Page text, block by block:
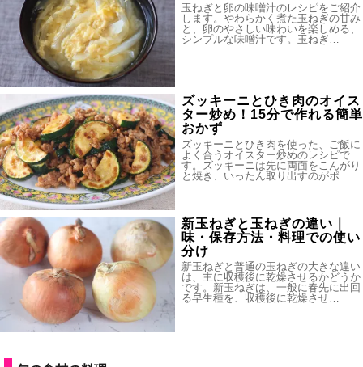
玉ねぎと卵の味噌汁のレシピをご紹介
します。やわらかく煮た玉ねぎの甘み
と、卵のやさしい味わいを楽しめる、
シンプルな味噌汁です。玉ねぎ…
ズッキーニとひき肉のオイス
ター炒め！15分で作れる簡単
おかず
ズッキーニとひき肉を使った、ご飯に
よく合うオイスター炒めのレシピで
す。ズッキーニは先に両面をこんがり
と焼き、いったん取り出すのがポ…
新玉ねぎと玉ねぎの違い｜
味・保存方法・料理での使い
分け
新玉ねぎと普通の玉ねぎの大きな違い
は、主に収穫後に乾燥させるかどうか
です。新玉ねぎは、一般に春先に出回
る早生種を、収穫後に乾燥させ…